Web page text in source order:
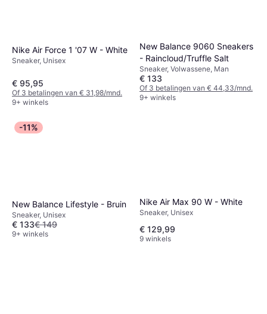
Nike Air Force 1 '07 W - White
Sneaker, Unisex
€ 95,95
Of 3 betalingen van € 31,98/mnd.
9+ winkels
New Balance 9060 Sneakers
- Raincloud/Truffle Salt
Sneaker, Volwassene, Man
€ 133
Of 3 betalingen van € 44,33/mnd.
9+ winkels
-11%
New Balance Lifestyle - Bruin
Sneaker, Unisex
€ 133€ 149
9+ winkels
Nike Air Max 90 W - White
Sneaker, Unisex
€ 129,99
9 winkels